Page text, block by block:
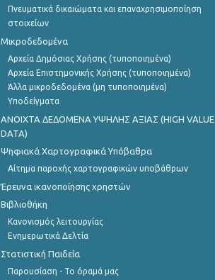
Πνευματικά δικαιώματα και επαναχρησιμοποίηση
στοιχείων
Μικροδεδομένα
Αρχεία Δημόσιας Χρήσης (τυποποιημένα)
Αρχεία Επιστημονικής Χρήσης (τυποποιημένα)
Άλλα μικροδεδομένα (μη τυποποιημένα)
Υποδείγματα
ANOIXTA ΔΕΔΟΜΕΝΑ ΥΨΗΛΗΣ ΑΞΙΑΣ (HIGH VALUE
DATA)
Ψηφιακά Χαρτογραφικά Υπόβαθρα
Αίτημα παροχής χαρτογραφικών υποβάθρων
Έρευνα ικανοποίησης χρηστών
Βιβλιοθήκη
Κανονισμός λειτουργίας
Ενημερωτικά Δελτία
Στατιστική Παιδεία
Παρουσίαση - Το όραμά μας